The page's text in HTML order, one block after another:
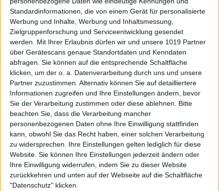
Standardinformationen, die von einem Gerät für personalisierte
Werbung und Inhalte, Werbung und Inhaltsmessung,
Zielgruppenforschung und Serviceentwicklung gesendet
werden.
Mit Ihrer Erlaubnis dürfen wir und unsere 1019 Partner
über Gerätescans genaue Standortdaten und Kenndaten
abfragen. Sie können auf die entsprechende Schaltfläche
klicken, um der o. a. Datenverarbeitung durch uns und unsere
Partner zuzustimmen. Alternativ können Sie auf detailliertere
Informationen zugreifen und Ihre Einstellungen ändern, bevor
Sie der Verarbeitung zustimmen oder diese ablehnen.
Bitte
beachten Sie, dass die Verarbeitung mancher
personenbezogenen Daten ohne Ihre Einwilligung stattfinden
kann, obwohl Sie das Recht haben, einer solchen Verarbeitung
zu widersprechen. Ihre Einstellungen gelten lediglich für diese
Website. Sie können Ihre Einstellungen jederzeit ändern oder
Ihre Einwilligung widerrufen, indem Sie zu dieser Website
zurückkehren und unten auf der Webseite auf die Schaltfläche
"Datenschutz" klicken.